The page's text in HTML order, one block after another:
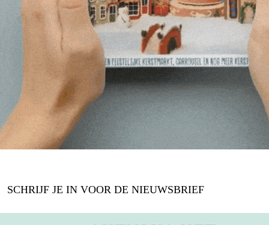
SCHRIJF JE IN VOOR DE NIEUWSBRIEF